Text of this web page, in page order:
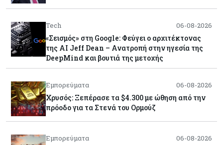
Tech 06-08-2026
«Σεισμός» στη Google: Φεύγει ο αρχιτέκτονας
της AI Jeff Dean – Ανατροπή στην ηγεσία της
DeepMind και βουτιά της μετοχής
Εμπορεύματα 06-08-2026
Χρυσός: Ξεπέρασε τα $4.300 με ώθηση από την
πρόοδο για τα Στενά του Ορμούζ
Εμπορεύματα 06-08-2026